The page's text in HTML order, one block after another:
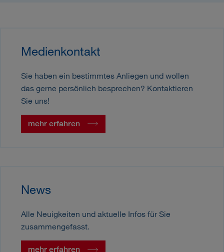
Medienkontakt
Sie haben ein bestimmtes Anliegen und wollen
das gerne persönlich besprechen? Kontaktieren
Sie uns!
mehr erfahren
News
Alle Neuigkeiten und aktuelle Infos für Sie
zusammengefasst.
mehr erfahren